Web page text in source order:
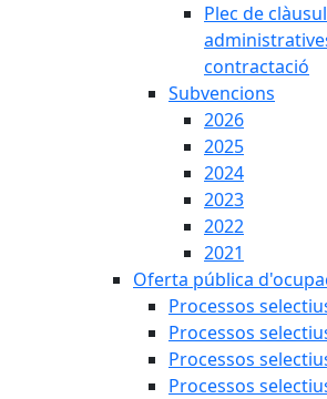
Plec de
contractació
Subvencions
2026
2025
2024
2023
2022
2021
Oferta pública
Processos
Processos
Processos
Processos